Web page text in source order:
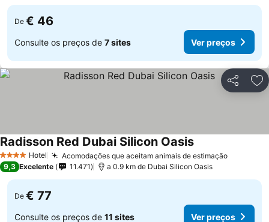
De € 46
Consulte os preços de 7 sites Ver preços
Partilhar
4 EstrelasHotel Acomodações que aceitam animais de estimaçãoVer
Radisson Red Dubai Silicon OasisVer preços
9,3 Excelente 11.471 a 0.9 km de Dubai Silicon Oasis
De € 77
Consulte os preços de 11 sites Ver preços